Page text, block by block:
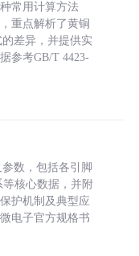
常用计算方法
重点解析了黄铜
的差异，并提供实
参考GB/T 4423-
数，包括各引脚
核心数据，并附
护机制及典型应
电子官方规格书